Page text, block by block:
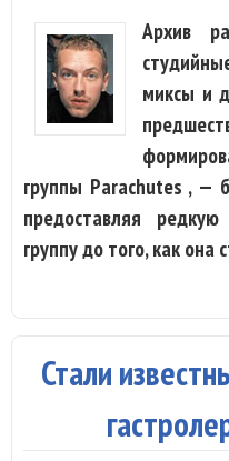
Архив
миксы и
группы Parachutes , —
предоставляя
группу до того, как она
Стали